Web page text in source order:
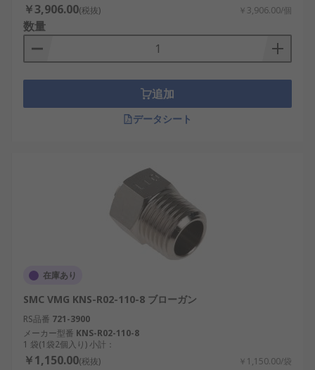
￥3,906.00(税抜) ￥3,906.00/個
数量
追加
データシート
在庫あり
SMC VMG KNS-R02-110-8 ブローガン
RS品番 721-3900
メーカー型番 KNS-R02-110-8
1 袋(1袋2個入り) 小計：
￥1,150.00(税抜) ￥1,150.00/袋